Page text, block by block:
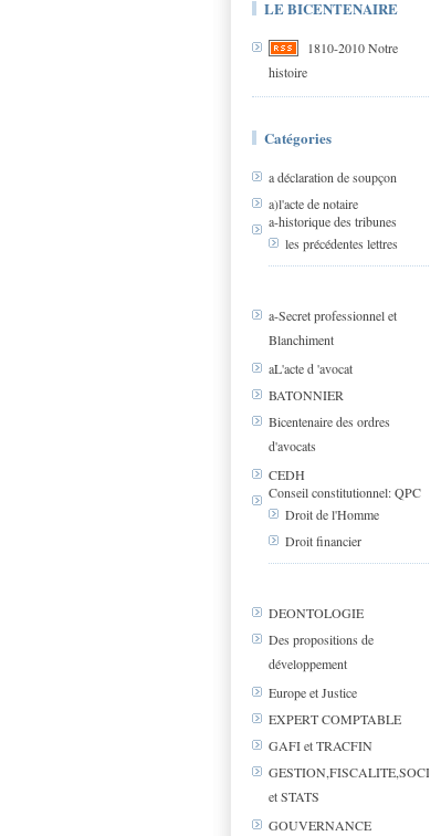
LE BICENTENAIRE
1810-2010 Notre
histoire
Catégories
a déclaration de soupçon
a)l'acte de notaire
a-historique des tribunes
les précédentes lettres
a-Secret professionnel et
Blanchiment
aL'acte d 'avocat
BATONNIER
Bicentenaire des ordres
d'avocats
CEDH
Conseil constitutionnel: QPC
Droit de l'Homme
Droit financier
DEONTOLOGIE
Des propositions de
développement
Europe et Justice
EXPERT COMPTABLE
GAFI et TRACFIN
GESTION,FISCALITE,SOCIAL
et STATS
GOUVERNANCE